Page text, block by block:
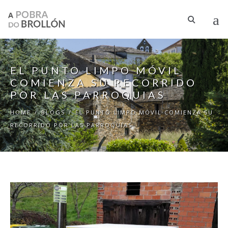
EL PUNTO LIMPO MÓVIL
COMIENZA SU RECORRIDO
POR LAS PARROQUIAS
HOME / BLOGS / EL PUNTO LIMPO MÓVIL COMIENZA SU
RECORRIDO POR LAS PARROQUIAS